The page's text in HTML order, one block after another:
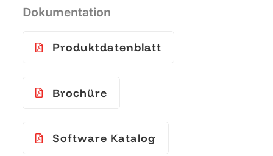
Dokumentation
Produktdatenblatt
Brochüre
Software Katalog